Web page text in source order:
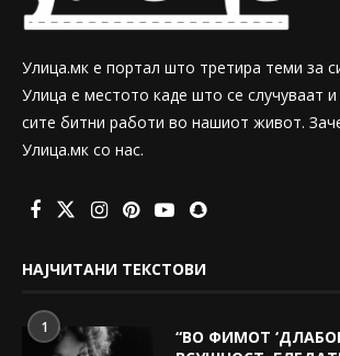
Улица.мк е портал што третира теми за
Улица е местото каде што се случуваат и
сите битни работи во нашиот живот.
Улица.мк со нас.
НАЈЧИТАНИ ТЕКСТОВИ
1
“ВО ФИМОТ